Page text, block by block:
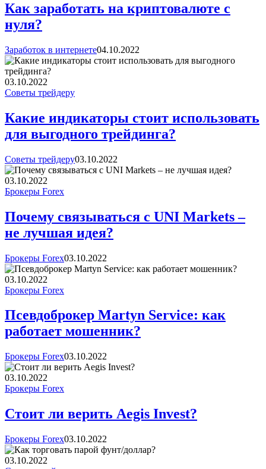
Как заработать на криптовалюте с
нуля?
Заработок в интернете04.10.2022
03.10.2022
Советы трейдеру
Какие индикаторы стоит использовать
для выгодного трейдинга?
Советы трейдеру03.10.2022
03.10.2022
Брокеры Forex
Почему связываться с UNI Markets –
не лучшая идея?
Брокеры Forex03.10.2022
03.10.2022
Брокеры Forex
Псевдоброкер Martyn Service: как
работает мошенник?
Брокеры Forex03.10.2022
03.10.2022
Брокеры Forex
Стоит ли верить Aegis Invest?
Брокеры Forex03.10.2022
03.10.2022